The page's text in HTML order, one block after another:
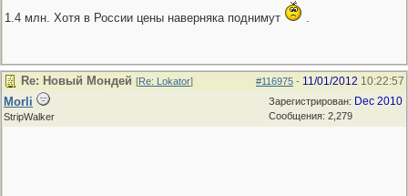
1.4 млн. Хотя в России цены наверняка поднимут
.
#116975 - 11/01/2012 10:22:57
Re: Новый Мондей [Re: Lokator]
Зарегистрирован: Dec 2010
Сообщения: 2,279
Morli
StripWalker